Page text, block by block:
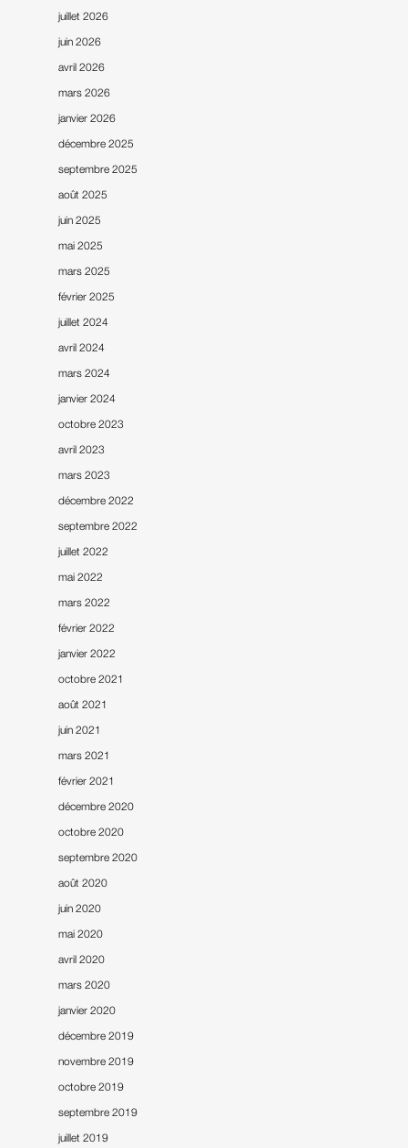
juillet 2026
juin 2026
avril 2026
mars 2026
janvier 2026
décembre 2025
septembre 2025
août 2025
juin 2025
mai 2025
mars 2025
février 2025
juillet 2024
avril 2024
mars 2024
janvier 2024
octobre 2023
avril 2023
mars 2023
décembre 2022
septembre 2022
juillet 2022
mai 2022
mars 2022
février 2022
janvier 2022
octobre 2021
août 2021
juin 2021
mars 2021
février 2021
décembre 2020
octobre 2020
septembre 2020
août 2020
juin 2020
mai 2020
avril 2020
mars 2020
janvier 2020
décembre 2019
novembre 2019
octobre 2019
septembre 2019
juillet 2019